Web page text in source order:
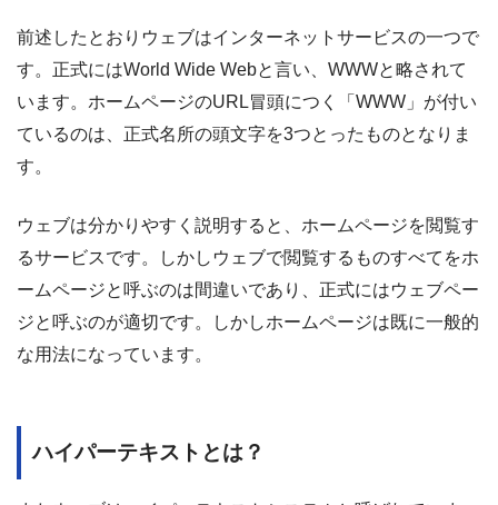
前述したとおりウェブはインターネットサービスの一つで
す。正式にはWorld Wide Webと言い、WWWと略されて
います。ホームページのURL冒頭につく「WWW」が付い
ているのは、正式名所の頭文字を3つとったものとなりま
す。
ウェブは分かりやすく説明すると、ホームページを閲覧す
るサービスです。しかしウェブで閲覧するものすべてをホ
ームページと呼ぶのは間違いであり、正式にはウェブペー
ジと呼ぶのが適切です。しかしホームページは既に一般的
な用法になっています。
ハイパーテキストとは？